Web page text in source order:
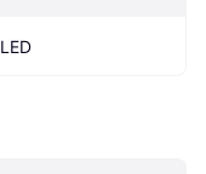
LED